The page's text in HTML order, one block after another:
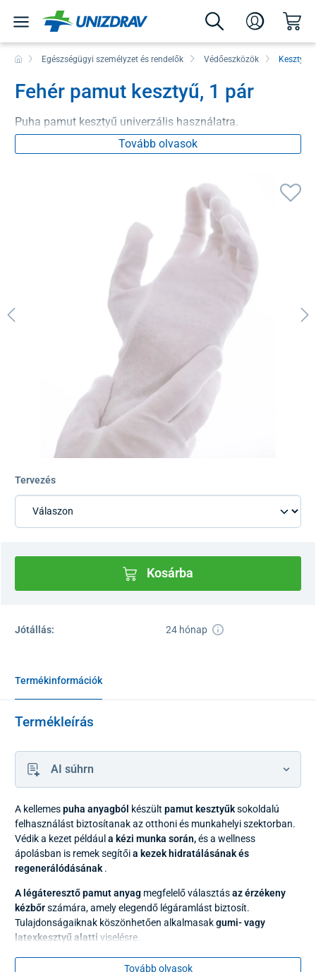
Egészségügyi személyzet és rendelők Védőeszközök Kesztyűk
Fehér pamut kesztyű, 1 pár
Puha pamut kesztyű univerzális használatra.
Tovább olvasok
Tervezés
Kosárba
Jótállás: 24 hónap
Termékinformációk
Termékleírás
AI súhrn
A kellemespuha anyagból készült pamut kesztyűksokoldalú
felhasználást biztosítanak az otthoni és munkahelyi szektorban.
Védik a kezet például a kézi munka során,és a wellness
ápolásban is remek segítőia kezek hidratálásának és
regenerálódásának .
A légáteresztő pamut anyag megfelelő választásaz érzékeny
kézbőrszámára, amely elegendő légáramlást biztosít.
Tulajdonságaiknak köszönhetően alkalmasakgumi- vagy
latexkesztyű alatti viselésre.
A kesztyű többször is használható Mosógépben
60°C
Tovább olvasok